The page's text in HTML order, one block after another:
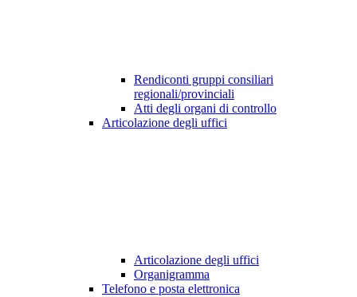
Rendiconti gruppi consiliari
regionali/provinciali
Atti degli organi di controllo
Articolazione degli uffici
Articolazione degli uffici
Organigramma
Telefono e posta elettronica